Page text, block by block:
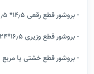
- بروشور قطع رقعی ۱۴٫۵* ۱۶٫۵ سانتی‌متر
- بروشور قطع وزیری ۱۶٫۵*۲۴ سانتی‌متر
- بروشور قطع خشتی یا مربع ۲۲*۲۲ سانتی‌متر